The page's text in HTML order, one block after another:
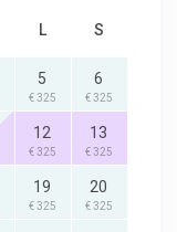
L S
5
€ 325
6
€ 325
12
€ 325
13
€ 325
19
€ 325
20
€ 325